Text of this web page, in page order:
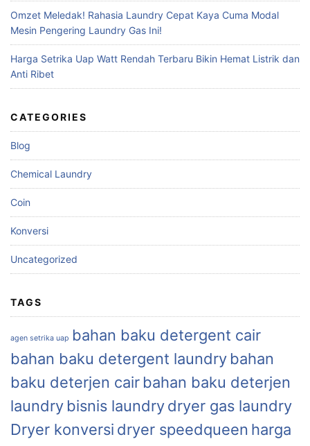
Omzet Meledak! Rahasia Laundry Cepat Kaya Cuma Modal
Mesin Pengering Laundry Gas Ini!
Harga Setrika Uap Watt Rendah Terbaru Bikin Hemat Listrik dan
Anti Ribet
CATEGORIES
Blog
Chemical Laundry
Coin
Konversi
Uncategorized
TAGS
agen setrika uap bahan baku detergent cair
bahan baku detergent laundry bahan
baku deterjen cair bahan baku deterjen
laundry bisnis laundrydryer gas laundry
Dryer konversi dryer speedqueen harga